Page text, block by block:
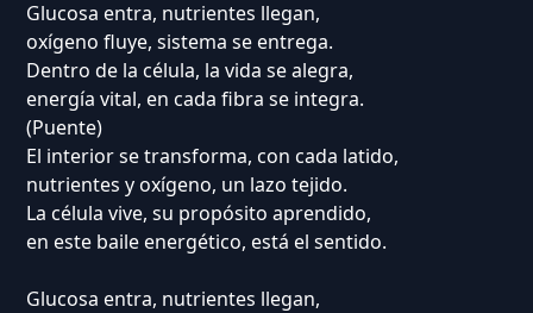
Glucosa entra, nutrientes llegan,
oxígeno fluye, sistema se entrega.
Dentro de la célula, la vida se alegra,
energía vital, en cada fibra se integra.
(Puente)
El interior se transforma, con cada latido,
nutrientes y oxígeno, un lazo tejido.
La célula vive, su propósito aprendido,
en este baile energético, está el sentido.
Glucosa entra, nutrientes llegan,